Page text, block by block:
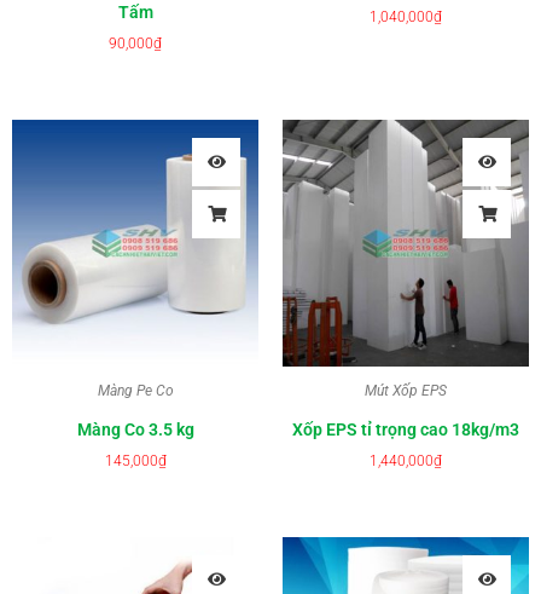
Tấm
90,000₫
1,040,000₫
Màng Pe Co
Màng Co 3.5 kg
145,000₫
Mút Xốp EPS
Xốp EPS tỉ trọng cao 18kg/m3
1,440,000₫